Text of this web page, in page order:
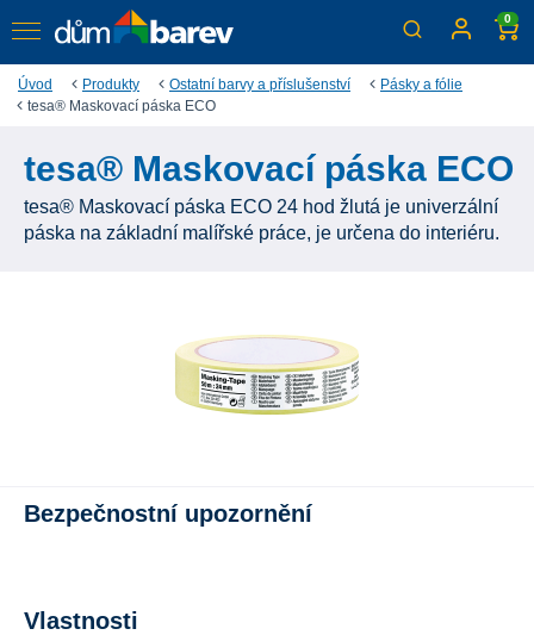
0
Úvod Produkty Ostatní barvy a příslušenství
Pásky a fólie
tesa® Maskovací páska ECO
tesa® Maskovací páska ECO
tesa® Maskovací páska ECO 24 hod žlutá je univerzální
páska na základní malířské práce, je určena do interiéru.
Bezpečnostní upozornění
Vlastnosti